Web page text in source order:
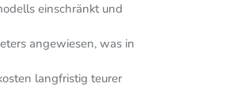
einschränkt und
angewiesen, was in
langfristig teurer